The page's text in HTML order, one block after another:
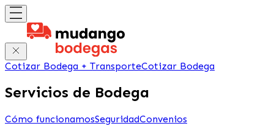
Cotizar Bodega + TransporteCotizar Bodega
Servicios de Bodega
Cómo funcionamosSeguridadConvenios